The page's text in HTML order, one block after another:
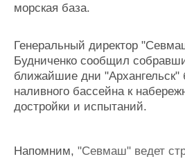
морская база.
Генеральный директор
Будниченко сообщил
ближайшие дни "Архангельск"
наливного бассейна к
достройки и испытаний.
Напомним, "Севмаш" ведет